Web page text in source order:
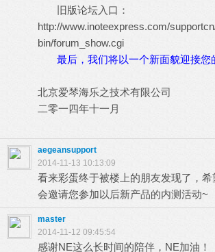
旧版论坛入口：
http://www.inoteexpress.com/
bin/forum_show.cgi
最后，我们将以一个新面貌迎接您
北京爱琴海乐之技术有限公司
二零一四年十一月
aegeansupport
2014-11-13 10:13:09
看来彩蛋终于被楼上的朋友发现了，
会邀请您参加以后新产品的内测活动~
master
2014-11-12 09:45:54
感谢NE这么长时间的陪伴，NE加油！